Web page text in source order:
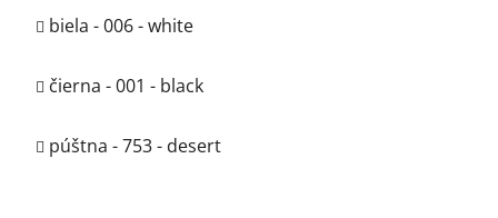
biela - 006 - white
čierna - 001 - black
púštna - 753 - desert